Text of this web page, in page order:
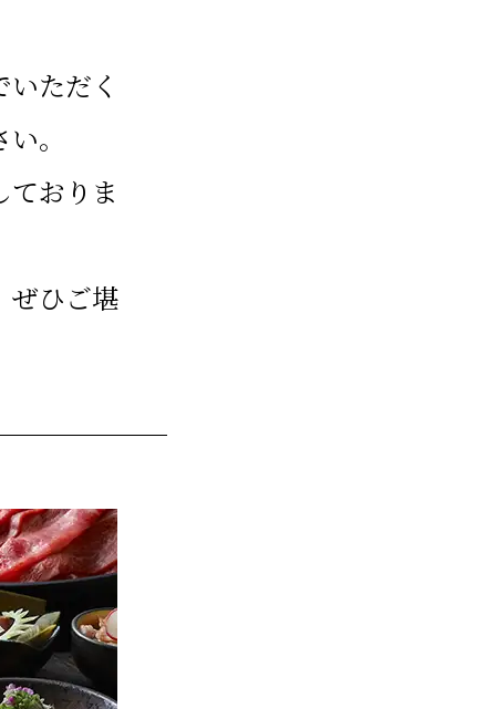
ただく
。
おりま
ぜひご堪